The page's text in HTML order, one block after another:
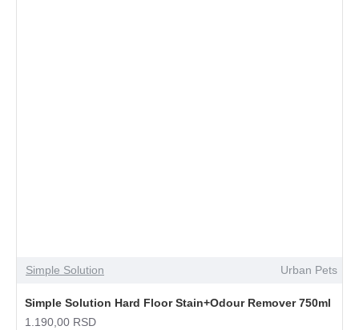
Simple Solution Urban Pets
Simple Solution Hard Floor Stain+Odour Remover 750ml
1.190,00 RSD